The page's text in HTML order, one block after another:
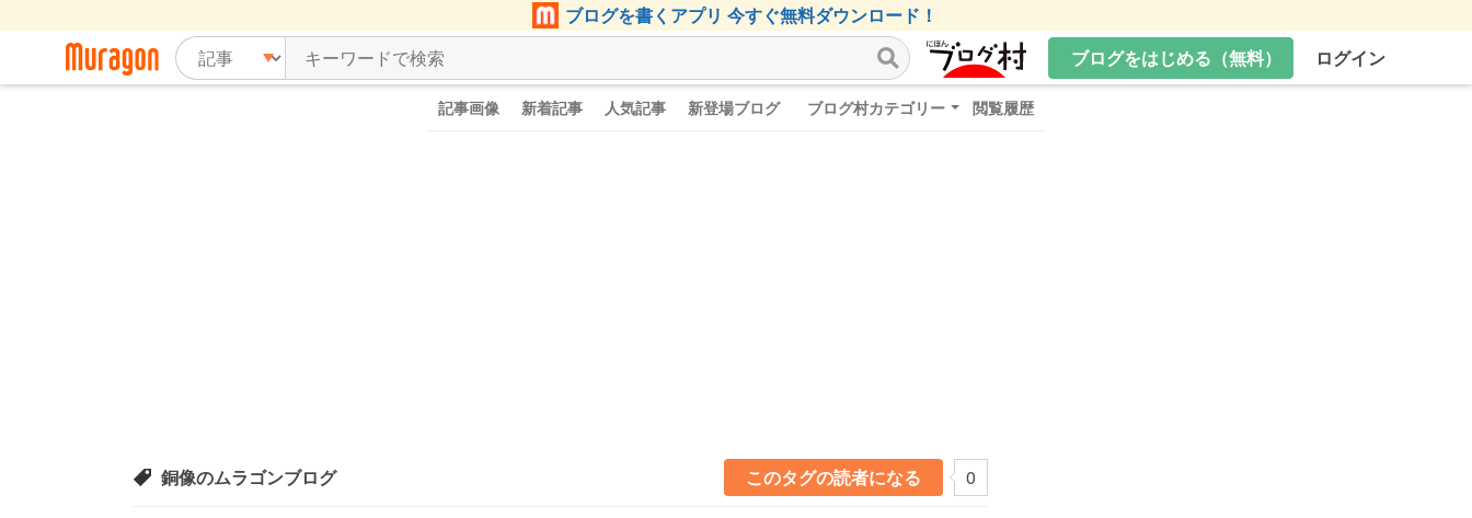
ブログを書くアプリ 今すぐ無料ダウンロード！
ブログをはじめる（無料）
ログイン
記事画像 新着記事 人気記事 新登場ブログ ブログ村カテゴリー 閲覧履歴
銅像のムラゴンブログ このタグの読者になる 0